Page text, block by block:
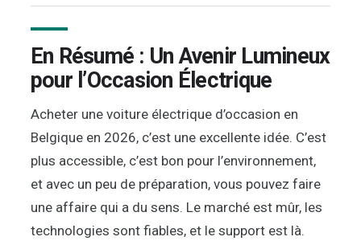
En Résumé : Un Avenir Lumineux
pour l’Occasion Électrique
Acheter une voiture électrique d’occasion en
Belgique en 2026, c’est une excellente idée. C’est
plus accessible, c’est bon pour l’environnement,
et avec un peu de préparation, vous pouvez faire
une affaire qui a du sens. Le marché est mûr, les
technologies sont fiables, et le support est là.